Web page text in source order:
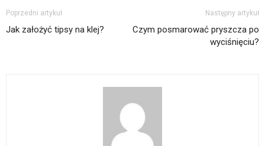
Poprzedni artykuł
Jak założyć tipsy na klej?
Następny artykuł
Czym posmarować pryszcza po
wyciśnięciu?